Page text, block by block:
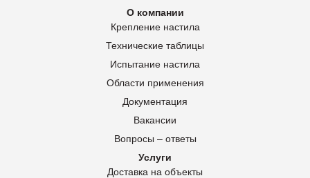
О компании
Крепление настила
Технические таблицы
Испытание настила
Области применения
Документация
Вакансии
Вопросы – ответы
Услуги
Доставка на объекты